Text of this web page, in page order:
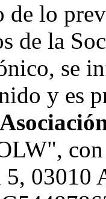
lo
de la
se
y es
5,